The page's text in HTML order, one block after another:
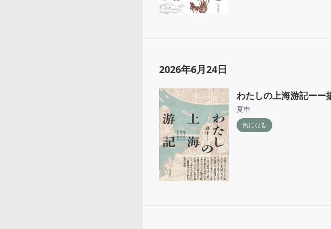
2026年6月24日
わたしの上海游記ーー
夏申
気になる